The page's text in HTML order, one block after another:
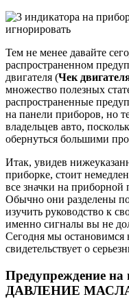
Тем не менее давайте
распространенном
двигателя (Чек
множество полезных
распространенные
на панели приборов, но
владельцев авто,
обернуться большими
Итак, увидев
приборке, стоит
все значки на приборной
Обычно они разделены
изучить руководство к
именно сигналы вы не
Сегодня мы остановимся
свидетельствует о
Предупреждение
ДАВЛЕНИЕ